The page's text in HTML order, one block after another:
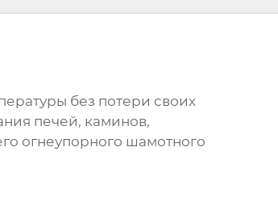
без потери своих
печей, каминов,
огнеупорного шамотного